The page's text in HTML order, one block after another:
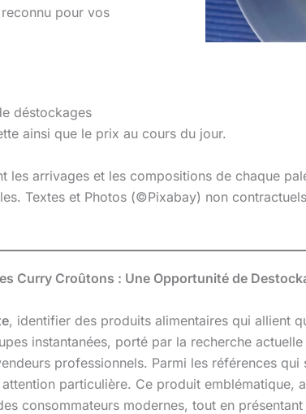
pour vos
déstockages
ainsi que le prix au cours du jour.
les arrivages et les compositions de chaque
Textes et Photos (©Pixabay) non
Curry Croûtons : Une Opportunité de
, identifier des produits alimentaires qui allient
instantanées, porté par la recherche
professionnels. Parmi les références qui
particulière. Ce produit emblématique,
consommateurs modernes, tout en